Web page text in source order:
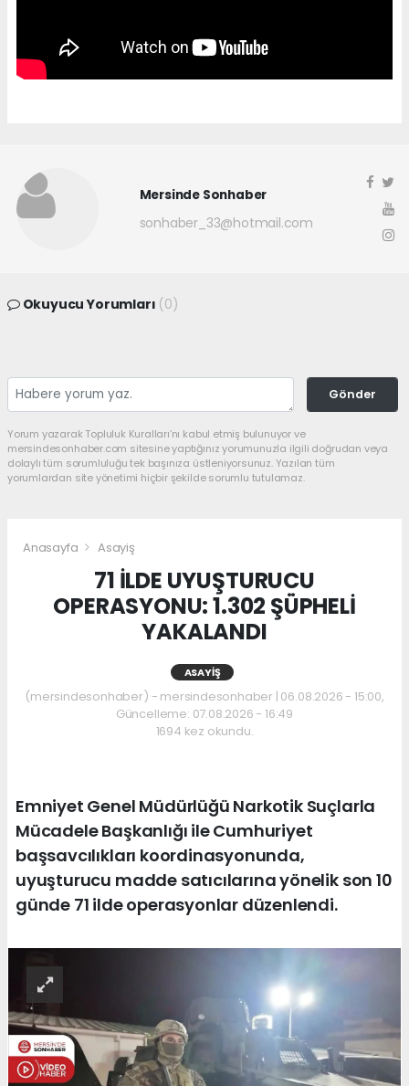
Mersinde Sonhaber
sonhaber_33@hotmail.com
Okuyucu Yorumları (0)
Gönder
Yorum yazarak Topluluk Kuralları’nı kabul etmiş bulunuyor ve
mersindesonhaber.com sitesine yaptığınız yorumunuzla ilgili doğrudan veya
dolaylı tüm sorumluluğu tek başınıza üstleniyorsunuz. Yazılan tüm
yorumlardan site yönetimi hiçbir şekilde sorumlu tutulamaz.
Anasayfa Asayiş
71 İLDE UYUŞTURUCU
OPERASYONU: 1.302 ŞÜPHELİ
YAKALANDI
ASAYIŞ
(mersindesonhaber) - mersindesonhaber | 06.08.2026 - 15:00,
Güncelleme: 07.08.2026 - 16:49
1694 kez okundu.
Emniyet Genel Müdürlüğü Narkotik Suçlarla
Mücadele Başkanlığı ile Cumhuriyet
başsavcılıkları koordinasyonunda,
uyuşturucu madde satıcılarına yönelik son 10
günde 71 ilde operasyonlar düzenlendi.